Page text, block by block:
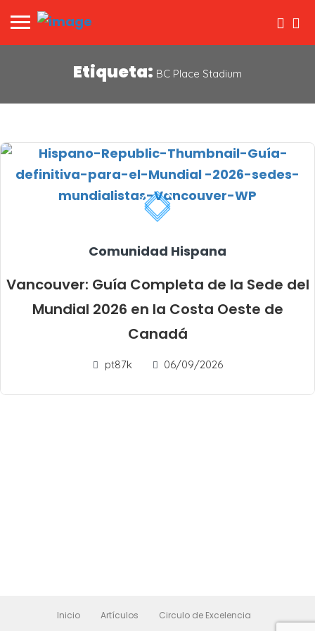
Etiqueta: BC Place Stadium
Comunidad Hispana
Vancouver: Guía Completa de la Sede del
Mundial 2026 en la Costa Oeste de
Canadá
pt87k 06/09/2026
Inicio Artículos Circulo de Excelencia